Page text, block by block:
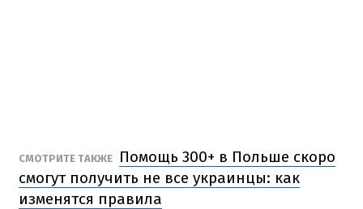
СМОТРИТЕ ТАКЖЕ
Помощь 300+ в Польше скоро
смогут получить не все украинцы: как
изменятся правила